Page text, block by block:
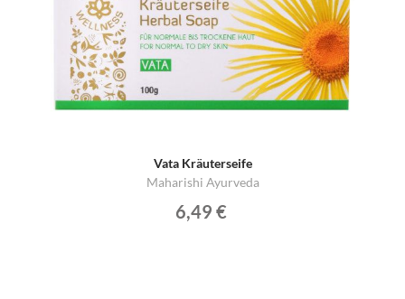
Vata Kräuterseife
Maharishi Ayurveda
6,49 €